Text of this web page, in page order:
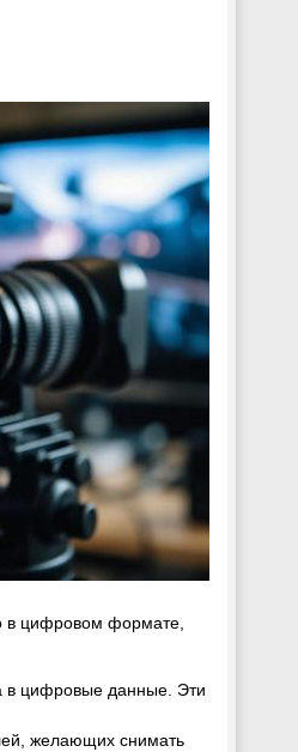
в цифровом формате,
в цифровые данные. Эти
желающих снимать